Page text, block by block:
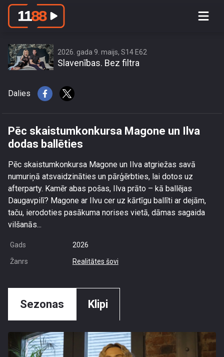
Pēc skaistumkonkursa Magone un
2026. gada 9. maijs, S14 E62
Slavenības. Bez filtra
Dalies
Pēc skaistumkonkursa Magone un Ilva
dodas ballēties
Pēc skaistumkonkursa Magone un Ilva atgriežas savā
numuriņā atsvaidzināties un pārģērbties, lai dotos uz
afterparty. Kamēr abas pošas, Ilva prāto – kā ballējas
Daugavpilī? Magone ar Ilvu cer uz kārtīgu ballīti ar dejām,
taču, ierodoties pasākuma norises vietā, dāmas sagaida
vilšanās...
Gads 2026
Žanrs Realitātes šovi
Sezonas Klipi